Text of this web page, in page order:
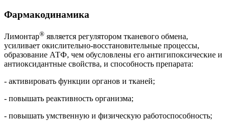
Фармакодинамика
Лимонтар® является регулятором тканевого обмена,
усиливает окислительно-восстановительные процессы,
образование АТФ, чем обусловлены его антигипоксические и
антиоксидантные свойства, и способность препарата:
- активировать функции органов и тканей;
- повышать реактивность организма;
- повышать умственную и физическую работоспособность;